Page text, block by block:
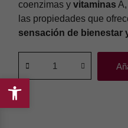
coenzimas yvitaminas
las propiedades que
sensación de bienestar
Abrir
barra